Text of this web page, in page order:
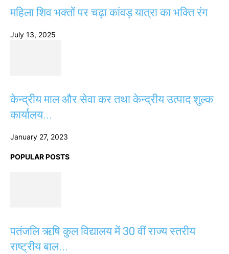
महिला शिव भक्तों पर चढ़ा कांवड़ यात्रा का भक्ति रंग
July 13, 2025
केन्द्रीय माल और सेवा कर तथा केन्द्रीय उत्पाद शुल्क
कार्यालय...
January 27, 2023
POPULAR POSTS
पतंजलि ऋषि कुल विद्यालय में 30 वीं राज्य स्तरीय
राष्ट्रीय बाल...